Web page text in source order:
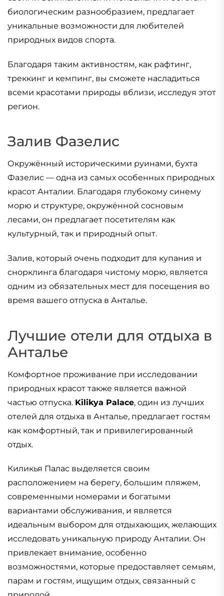
биологическим разнообразием, предлагает
уникальные возможности для любителей
природных видов спорта.
Благодаря таким активностям, как рафтинг,
треккинг и кемпинг, вы сможете насладиться
всеми красотами природы вблизи, исследуя этот
регион.
Залив Фазелис
Окружённый историческими руинами, бухта
Фазелис — одна из самых особенных природных
красот Анталии. Благодаря глубокому синему
морю и структуре, окружённой сосновым
лесами, он предлагает посетителям как
культурный, так и природный опыт.
Залив, который очень подходит для купания и
снорклинга благодаря чистому морю, является
одним из обязательных мест для посещения во
время вашего отпуска в Анталье.
Лучшие отели для отдыха в
Анталье
Комфортное проживание при исследовании
природных красот также является важной
частью отпуска. Kilikya Palace, один из лучших
отелей для отдыха в Анталье, предлагает гостям
как комфортный, так и привилегированный
отдых.
Киликья Палас выделяется своим
расположением на берегу, большим пляжем,
современными номерами и богатыми
вариантами обслуживания, и является
идеальным выбором для отдыхающих, желающих
исследовать уникальную природу Анталии. Он
привлекает внимание, особенно
возможностями, которые предоставляет семьям,
парам и гостям, ищущим отдых, связанный с